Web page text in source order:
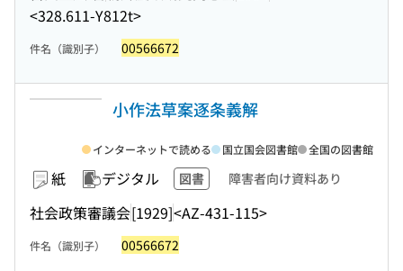
<328.611-Y812t>
件名（識別子） 00566672
小作法草案逐条義解
紙 デジタル 図書 障害者向け資料あり
社会政策審議会[1929]<AZ-431-115>
インターネットで読める 国立国会図書館 全国の図書館
件名（識別子） 00566672